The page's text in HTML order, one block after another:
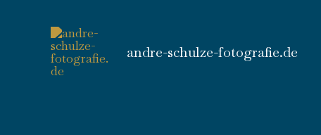
andre-schulze-fotografie.de